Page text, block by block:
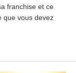
franchise et ce
que vous devez